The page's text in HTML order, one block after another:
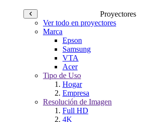
Proyectores
Ver todo en proyectores
Marca
Epson
Samsung
VTA
Acer
Tipo de Uso
Hogar
Empresa
Resolución de Imagen
Full HD
4K